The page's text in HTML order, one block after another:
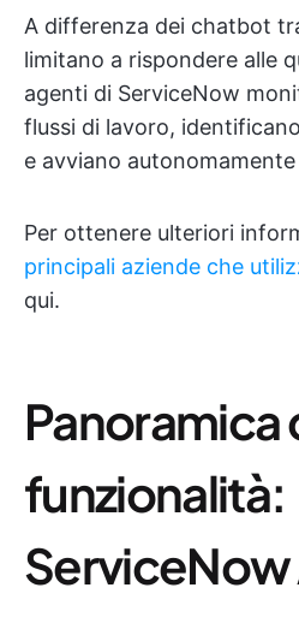
A differenza dei chatbot
limitano a rispondere alle
agenti di ServiceNow
flussi di lavoro,
e avviano
Per ottenere ulteriori
principali aziende che
qui.
Panoramica
funzionalità:
ServiceNow